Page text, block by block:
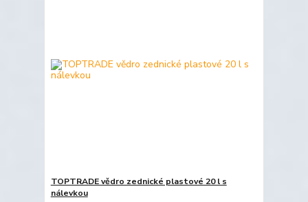
TOPTRADE vědro zednické plastové 20 l s
nálevkou